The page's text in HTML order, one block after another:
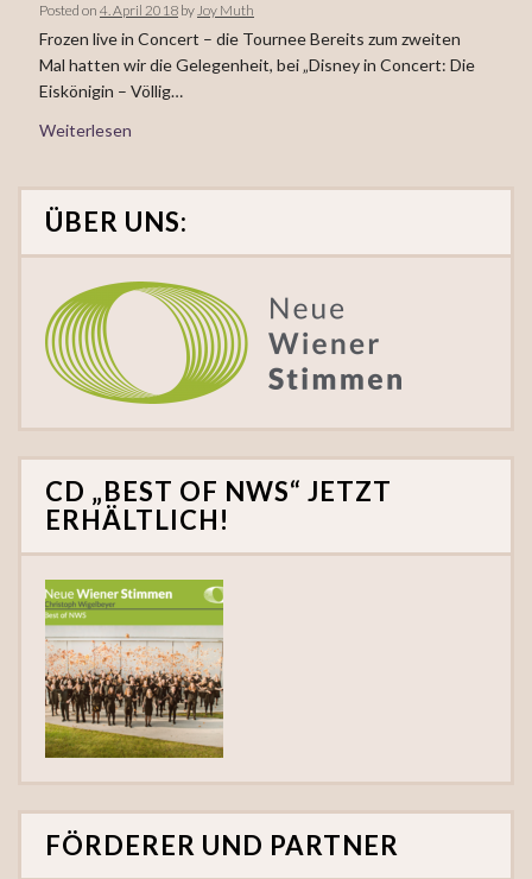
Posted on 4. April 2018 byJoy Muth
Frozen live in Concert – die Tournee Bereits zum zweiten
Mal hatten wir die Gelegenheit, bei „Disney in Concert: Die
Eiskönigin – Völlig…
Weiterlesen
ÜBER UNS:
CD „BEST OF NWS“ JETZT
ERHÄLTLICH!
FÖRDERER UND PARTNER